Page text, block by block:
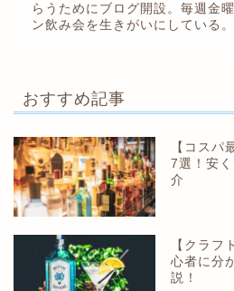
らうためにブログ開設。毎週金
ン飲み会を生きがいにしている。
おすすめ記事
【コスパ
7選！安
介
【クラフ
心者に分
説！